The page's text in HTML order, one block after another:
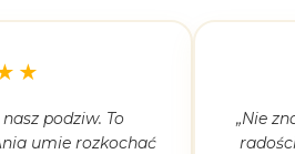
podziw. To
umie rozkochać
„Nie